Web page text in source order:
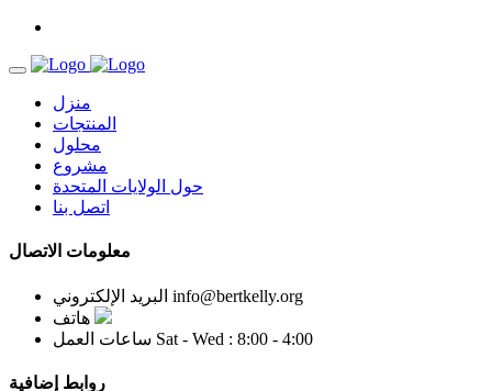
منزل
المنتجات
محلول
مشروع
حول الولايات المتحدة
اتصل بنا
معلومات الاتصال
البريد الإلكتروني info@bertkelly.org
هاتف
ساعات العمل Sat - Wed : 8:00 - 4:00
روابط إضافية